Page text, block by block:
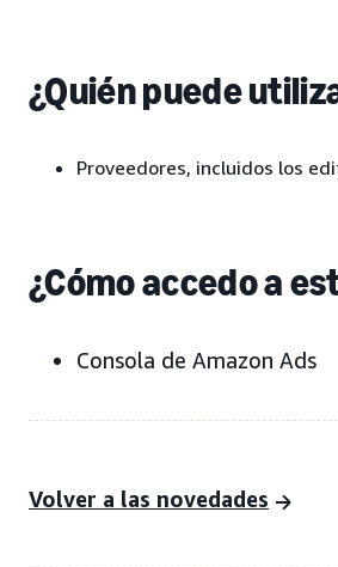
¿Quién puede
Proveedores, incluidos los
¿Cómo accedo a
Consola de Amazon Ads
Volver a las novedades